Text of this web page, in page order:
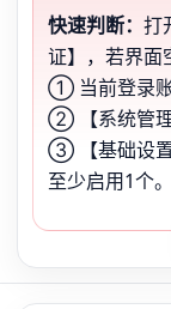
快速判断： 打
证】，若界面
① 当前登录账
② 【系统管理
③ 【基础设置
至少启用1个。